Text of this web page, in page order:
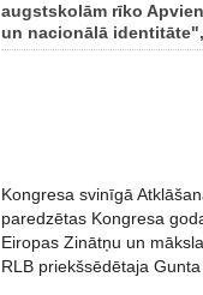
augstskolām rīko
un nacionālā
Kongresa svinīgā
paredzētas Kongresa
Eiropas Zinātņu un
RLB priekšsēdētaja